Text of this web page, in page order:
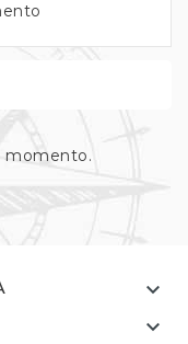
momento.

